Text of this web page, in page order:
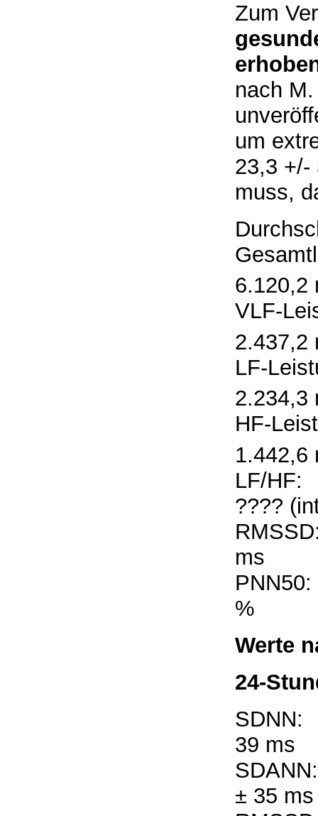
Zum
nach
um
23,3 +/-
muss,
6.120,2
VLF-
2.437,2
LF-
2.234,3
HF-
1.442,6
LF/HF:
????
ms
PNN50:
%
Werte
24-
SDNN:
39 ms
SDANN:
± 35 ms